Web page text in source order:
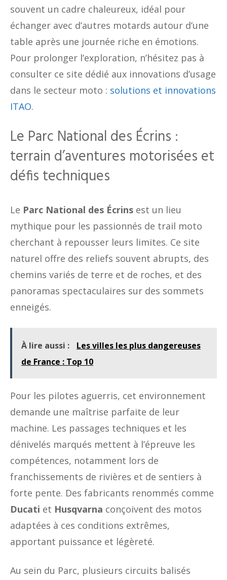
souvent un cadre chaleureux, idéal pour
échanger avec d’autres motards autour d’une
table après une journée riche en émotions.
Pour prolonger l’exploration, n’hésitez pas à
consulter ce site dédié aux innovations d’usage
dans le secteur moto : solutions et innovations
ITAO.
Le Parc National des Écrins :
terrain d’aventures motorisées et
défis techniques
Le Parc National des Écrins est un lieu
mythique pour les passionnés de trail moto
cherchant à repousser leurs limites. Ce site
naturel offre des reliefs souvent abrupts, des
chemins variés de terre et de roches, et des
panoramas spectaculaires sur des sommets
enneigés.
À lire aussi :
Les villes les plus dangereuses
de France : Top 10
Pour les pilotes aguerris, cet environnement
demande une maîtrise parfaite de leur
machine. Les passages techniques et les
dénivelés marqués mettent à l’épreuve les
compétences, notamment lors de
franchissements de rivières et de sentiers à
forte pente. Des fabricants renommés comme
Ducati et Husqvarna conçoivent des motos
adaptées à ces conditions extrêmes,
apportant puissance et légèreté.
Au sein du Parc, plusieurs circuits balisés